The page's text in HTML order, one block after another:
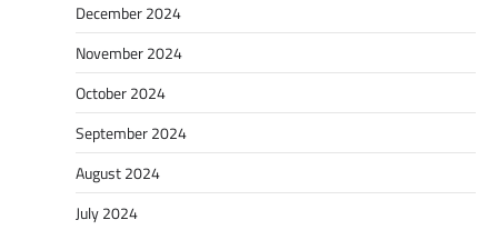
December 2024
November 2024
October 2024
September 2024
August 2024
July 2024